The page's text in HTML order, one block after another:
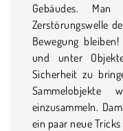
Gebäudes.
Zerstörungswelle
Bewegung
und unter
Sicherheit zu
einzusammeln.
ein paar neue